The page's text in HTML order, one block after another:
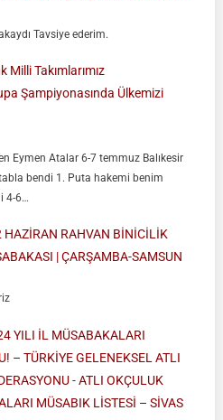
Tavsiye ederim.
Milli Takımlarımız
Şampiyonasında Ülkemizi
Eymen Atalar 6-7 temmuz Balıkesir
bendi 1. Puta hakemi benim
4-6…
HAZİRAN RAHVAN BİNİCİLİK
| ÇARŞAMBA-SAMSUN
YILI İL MÜSABAKALARI
– TÜRKİYE GELENEKSEL ATLI
-ATLI OKÇULUK
MÜSABIK LİSTESİ – SİVAS